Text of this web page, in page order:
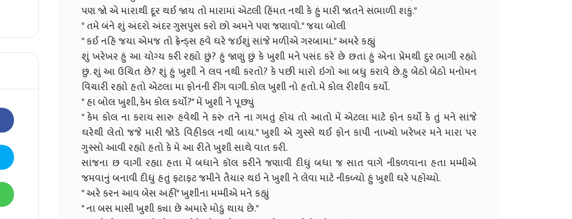
પણ જો એ મારાથી દૂર થઈ જાય તો મારામાં એટલી હિંમત નથી કે હું મારી જાતને સંભાળી શકું."
" તમે બંને શું અંદરો અંદર ગુસપુસ કરો છો અમને પણ જણાવો." જયા બોલી
" કઈ નહિ જયા એમજ તો ફ્રેન્ડ્સ હવે ઘરે જઈશું સાંજે મળીએ ગરબામાં." અમરે કહ્યું
શું ખરેખર હું આ યોગ્ય કરી રહ્યો છું? હું જાણું છું કે ખુશી મને પસંદ કરે છે છતાં હું એના પ્રેમથી દુર ભાગી રહ્યો
છું. શું આ ઉચિત છે? શું હું ખુશી ને લવ નથી કરતો? કે પછી મારો ઇગો આ બધુ કરાવે છે.હુ બેઠો બેઠો મનોમન
વિચારી રહ્યો હતો એટલા મા ફોનની રીંગ વાગી. કોલ ખુશી નો હતો. મે કોલ રીશીવ કર્યો.
" હા બોલ ખુશી, કેમ કોલ કર્યો?" મેં ખુશી ને પૂછ્યું
" કેમ કોલ ના કરાય સારુ હવેથી ને કરું તને ના ગમતું હોય તો આતો મેં એટલા માટે ફોન કર્યો કે તું મને સાંજે
ઘરેથી લેતો જજે મારી જોડે વિહીકલ નથી બાય." ખુશી એ ગુસ્સે થઈ ફોન કાપી નાખ્યો ખરેખર મને મારા પર
ગુસ્સો આવી રહ્યો હતો કે મે આ રીતે ખુશી સાથે વાત કરી.
સાંજના છ વાગી રહ્યા હતા મેં બધાને કૉલ કરીને જણાવી દીધું બધા જ સાત વાગે નીકળવાના હતા મમ્મીએ
જમવાનું બનાવી દીધું હતું ફટાફટ જમીને તૈયાર થઇ ને ખુશી ને લેવા માટે નીકળ્યો હું ખુશી ઘરે પહોંચ્યો.
" અરે કરન આવ બેસ અહીં" ખુશીના મમ્મીએ મને કહ્યું
" ના બસ માસી ખુશી ક્યા છે અમારે મોડું થાય છે."